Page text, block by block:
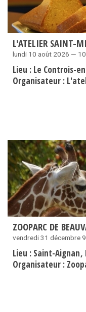
L'ATELIER SAINT-
lundi 10 août 2026 —
Lieu : Le Controis-
Organisateur :
ZOOPARC DE
vendredi 31 décembre
Lieu : Saint-Aignan
Organisateur :